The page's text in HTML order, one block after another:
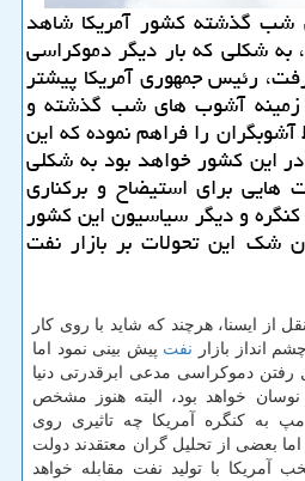
گذشته کشور آمریکا شاهد
به شکلی که بار دیگر دموکراسی
رئیس جمهوری آمریکا پیشتر
زمینه آشوب های شب گذشته و
را فراهم نموده که این
این کشور خواهد بود به شکلی
برای استیضاح و برکناری
کنگره و دیگر سیاسیون این کشور
شک این تحولات بر بازار نفت
از ایسنا، هرچند که شاید با روی کار
انداز بازار نفت پیش بینی نمود اما
دموکراسی مدعی ابرقدرتی دنیا
خواهد بود، البته هنوز مشخص
به کنگره آمریکا چه تاثیری روی
بعضی از تحلیل گران معتقدند دولت
آمریکا با تولید نفت مقابله خواهد